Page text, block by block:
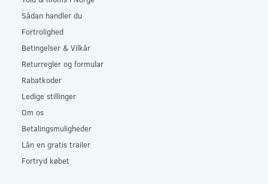
Sådan handler du
Fortrolighed
Betingelser & Vilkår
Returregler og formular
Rabatkoder
Ledige stillinger
Om os
Betalingsmuligheder
Lån en gratis trailer
Fortryd købet